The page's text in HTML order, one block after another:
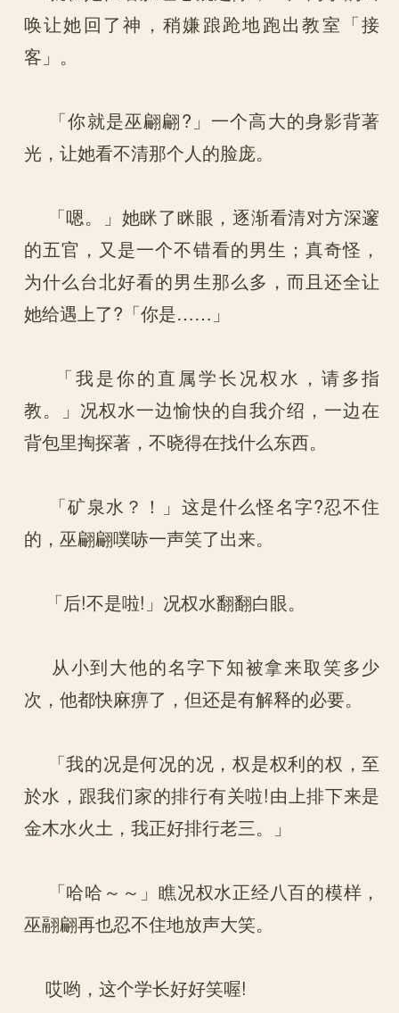
唤让她回了神，稍嫌踉跄地跑出教室「接
客」。
「你就是巫翩翩?」一个高大的身影背著
光，让她看不清那个人的脸庞。
「嗯。」她眯了眯眼，逐渐看清对方深邃
的五官，又是一个不错看的男生；真奇怪，
为什么台北好看的男生那么多，而且还全让
她给遇上了?「你是……」
「我是你的直属学长况权水，请多指
教。」况权水一边愉快的自我介绍，一边在
背包里掏探著，不晓得在找什么东西。
「矿泉水？！」这是什么怪名字?忍不住
的，巫翩翩噗哧一声笑了出来。
「后!不是啦!」况权水翻翻白眼。
从小到大他的名字下知被拿来取笑多少
次，他都快麻痹了，但还是有解释的必要。
「我的况是何况的况，权是权利的权，至
於水，跟我们家的排行有关啦!由上排下来是
金木水火土，我正好排行老三。」
「哈哈～～」瞧况权水正经八百的模样，
巫翮翩再也忍不住地放声大笑。
哎哟，这个学长好好笑喔!